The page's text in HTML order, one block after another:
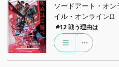
ソードアート・オ
イル・オンラインII
#12 戦う理由は